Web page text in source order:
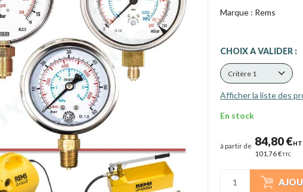
Marque : Rems
CHOIX A VALIDER :
Critère 1
Afficher la liste des
En stock
à partir de 84,80 €HT
101,76 €TTC